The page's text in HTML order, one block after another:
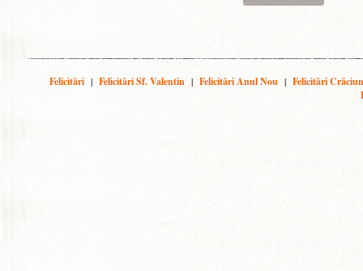
Felicitări | Felicitări Sf. Valentin | Felicitări Anul Nou | Felicitări